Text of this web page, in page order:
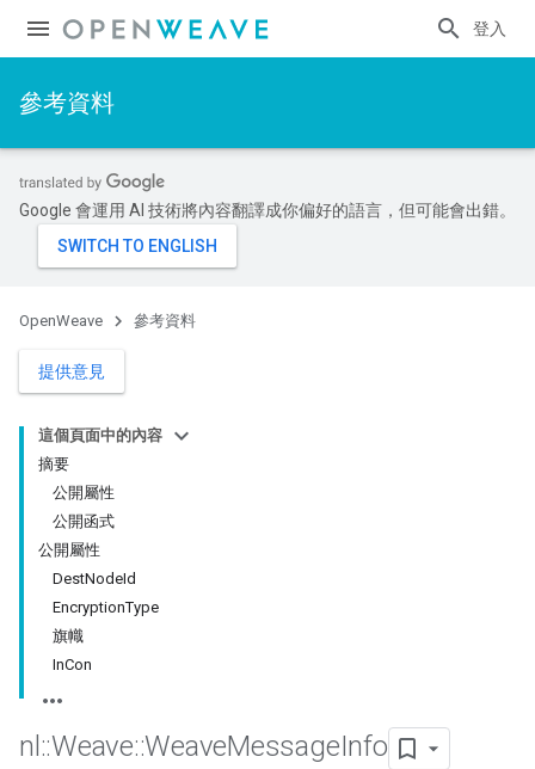
登入
參考資料
Google 會運用 AI 技術將內容翻譯成你偏好的語言，但可能會出錯。
OpenWeave 參考資料
提供意見
這個頁面中的內容
摘要
公開屬性
公開函式
公開屬性
DestNodeId
EncryptionType
旗幟
InCon
nl ::Weave::WeaveMessageInfo